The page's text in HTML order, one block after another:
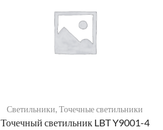
Светильники,Точечные светильники
Точечный светильник LBT Y9001-4